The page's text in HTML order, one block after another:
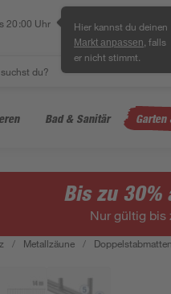
20:00 Uhr Hier kannst du deinen
Markt anpassen , falls
er nicht stimmt.
Bad & Sanitär
Bis zu 30%
Nur gültig bis
/ Metallzäune /